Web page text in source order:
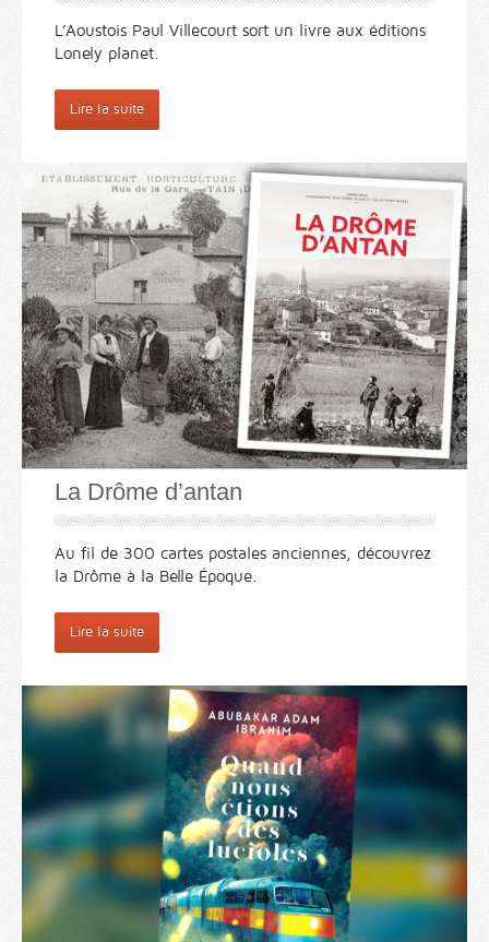
L’Aoustois Paul Villecourt sort un livre aux éditions
Lonely planet.
Lire la suite
La Drôme d’antan
Au fil de 300 cartes postales anciennes, découvrez
la Drôme à la Belle Époque.
Lire la suite